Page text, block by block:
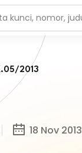
2013
18 Nov 2013